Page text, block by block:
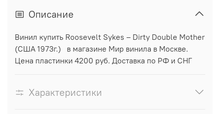
Описание
Винил купить Roosevelt Sykes ‎– Dirty Double Mother
(США 1973г.) в магазине Мир винила в Москве.
Цена пластинки 4200 руб. Доставка по РФ и СНГ
Характеристики